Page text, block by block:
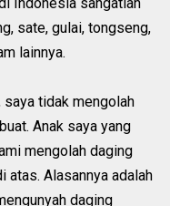
sate, gulai, tongseng,
lainnya.
saya tidak mengolah
Anak saya yang
mengolah daging
atas. Alasannya adalah
daging